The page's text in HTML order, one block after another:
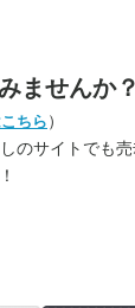
ませんか？
ちら ）
のサイトでも